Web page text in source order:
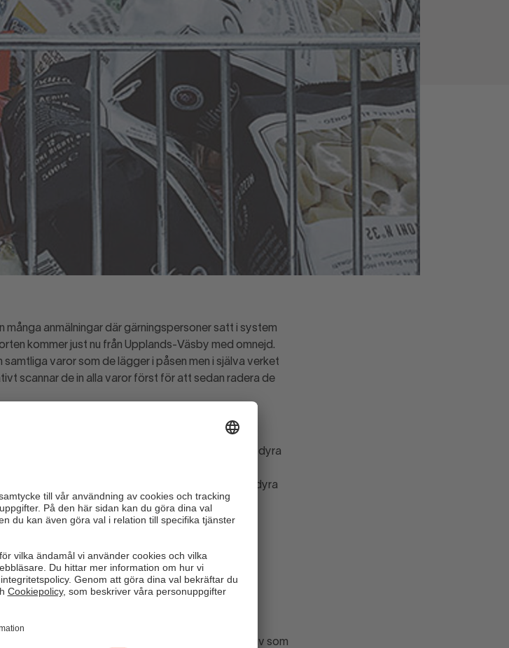
många anmälningar där gärningspersoner satt i system
kommer just nu från Upplands-Väsby med omnejd.
varor som de lägger i påsen men i själva verket
scannar de in alla varor först för att sedan radera de
delar upp varorna i två olika
och dessa scannas in. I den andra lägger man de dyra
avvaktar man med att rulla fram den dyra
Om så är fallet lämnar man kvar kundvagnen med dyra
rullar man ut båda vagnarna.
hur personalen ska kunna påkalla varandras
är antingen en kund som behöver hjälp eller en tjuv som